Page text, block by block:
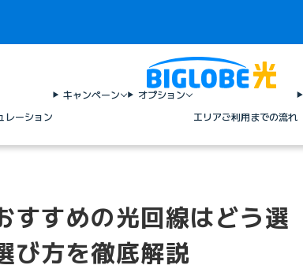
レーション
キャンペーン
オプション
エリアご利用までの流れ
すすめの光回線はどう選
び方を徹底解説